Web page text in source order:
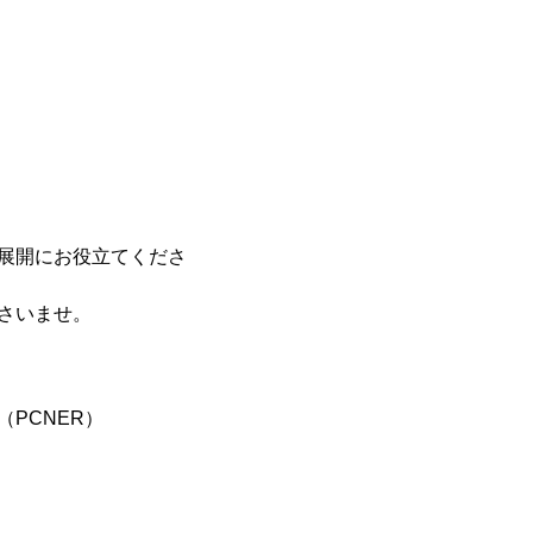
開にお役立てくださ
いませ。
PCNER）